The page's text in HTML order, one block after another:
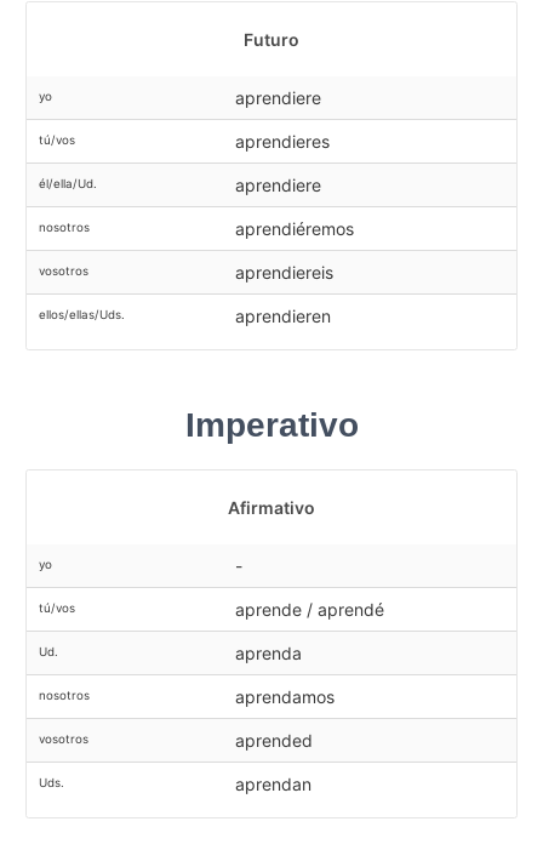
Futuro
yo aprendiere
tú/vos aprendieres
él/ella/Ud. aprendiere
nosotros aprendiéremos
vosotros aprendiereis
ellos/ellas/Uds. aprendieren
Imperativo
Afirmativo
yo -
tú/vos aprende / aprendé
Ud. aprenda
nosotros aprendamos
vosotros aprended
Uds. aprendan